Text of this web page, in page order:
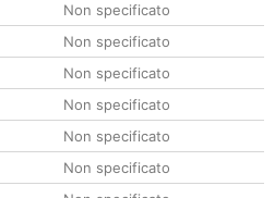
Non specificato
Non specificato
Non specificato
Non specificato
Non specificato
Non specificato